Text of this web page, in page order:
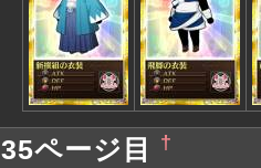
35ページ目 †